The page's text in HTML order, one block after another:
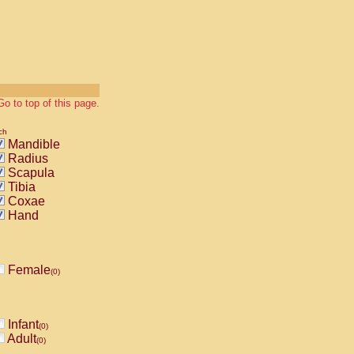
to top of this page.
Mandible
Radius
Scapula
Tibia
Coxae
Hand
Female(0)
Infant(0)
Adult(0)